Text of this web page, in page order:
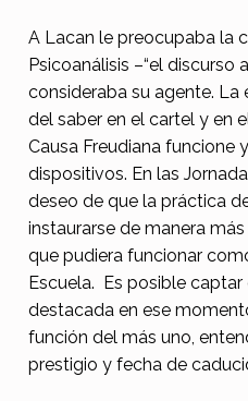
e
r
e
n
e
l
m
a
r
c
A Lacan le preocupaba la
Psicoanálisis –“el discurso
consideraba su agente.
del saber en el cartel y en
Causa Freudiana funcione
dispositivos. En las
deseo de que la práctica
instaurarse de manera
que pudiera funcionar
Escuela. Es posible
destacada en ese
función del más uno,
prestigio y fecha de